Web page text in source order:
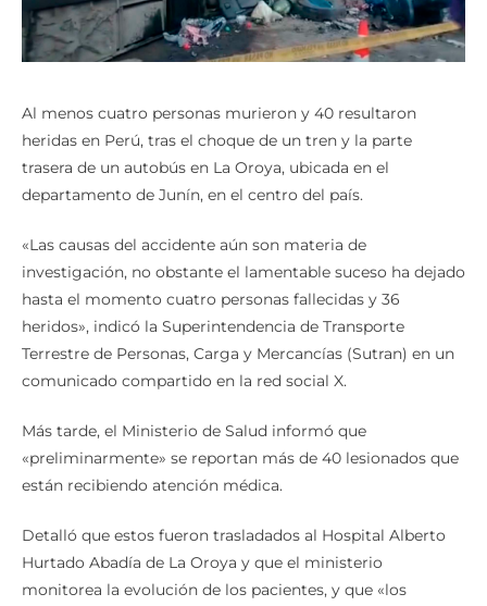
Al menos cuatro personas murieron y 40 resultaron
heridas en Perú, tras el choque de un tren y la parte
trasera de un autobús en La Oroya, ubicada en el
departamento de Junín, en el centro del país.
«Las causas del accidente aún son materia de
investigación, no obstante el lamentable suceso ha dejado
hasta el momento cuatro personas fallecidas y 36
heridos», indicó la Superintendencia de Transporte
Terrestre de Personas, Carga y Mercancías (Sutran) en un
comunicado compartido en la red social X.
Más tarde, el Ministerio de Salud informó que
«preliminarmente» se reportan más de 40 lesionados que
están recibiendo atención médica.
Detalló que estos fueron trasladados al Hospital Alberto
Hurtado Abadía de La Oroya y que el ministerio
monitorea la evolución de los pacientes, y que «los